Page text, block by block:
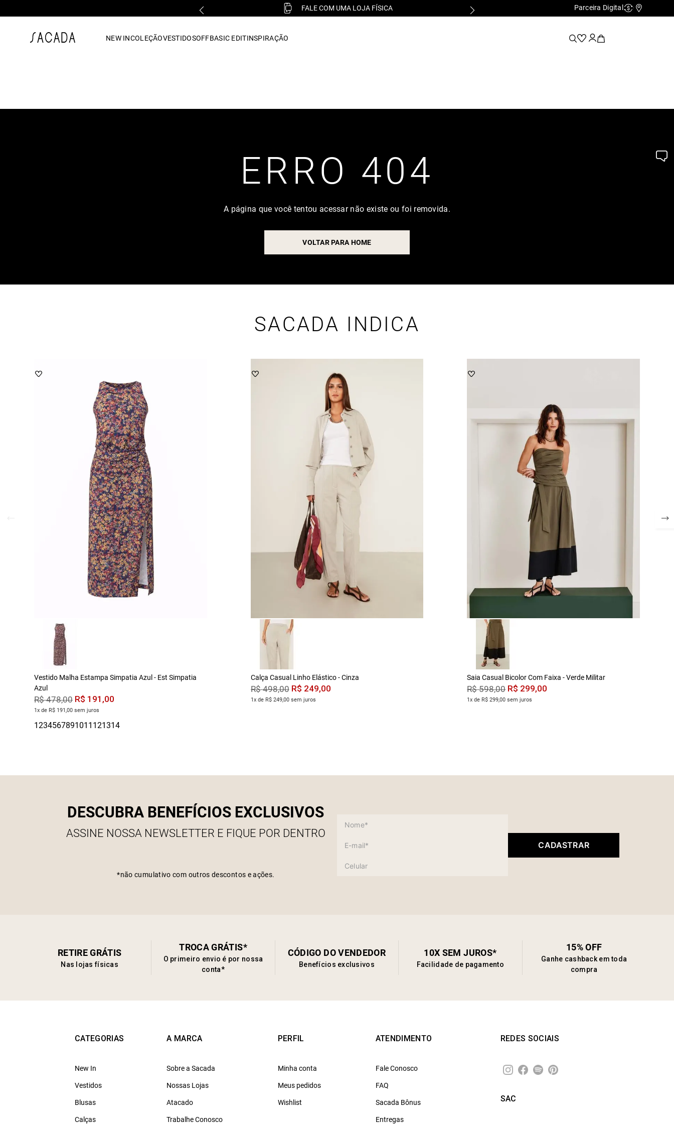
FALE COM UMA LOJA FÍSICA Parceira Digital Cashback
NEW INCOLEÇÃOVESTIDOSOFFBASIC EDITINSPIRAÇÃO
ERRO 404
A página que você tentou acessar não existe ou foi removida.
VOLTAR PARA HOME
SACADA INDICA
Vestido Malha Estampa Simpatia Azul - Est Simpatia
Azul
R$ 478,00 R$ 191 ,00
1x de R$ 191,00 sem juros
Calça Casual Linho Elástico - Cinza
R$ 498,00 R$ 249,00
1x de R$ 249,00 sem juros
Saia Casual Bicolor Com Faixa - Verde Militar
R$ 598,00 R$ 299,00
1x de R$ 299,00 sem juros
DESCUBRA BENEFÍCIOS EXCLUSIVOS
ASSINE NOSSA NEWSLETTER E FIQUE POR DENTRO
*não cumulativo com outros descontos e ações.
CADASTRAR
RETIRE GRÁTIS
Nas lojas físicas
TROCA GRÁTIS*
O primeiro envio é por nossa
conta*
CÓDIGO DO VENDEDOR
Benefícios exclusivos
10X SEM JUROS*
Facilidade de pagamento
15% OFF
Ganhe cashback em toda
compra
CATEGORIAS
New In
Vestidos
Blusas
Calças
A MARCA
Sobre a Sacada
Nossas Lojas
Atacado
Trabalhe Conosco
PERFIL
Minha conta
Meus pedidos
Wishlist
ATENDIMENTO
Fale Conosco
FAQ
Sacada Bônus
Entregas
REDES SOCIAIS
SAC
vestido midi
7º macacão